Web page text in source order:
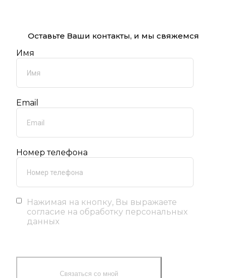
Оставьте Ваши контакты, и мы свяжемся
Имя
Email
Номер телефона
Нажимая на кнопку, Вы выражаете
согласие на обработку персональных
данных
Связаться со мной